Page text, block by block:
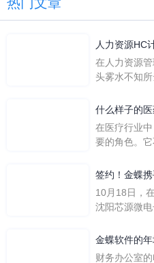
人力资源HC
在人力资源
头雾水不知所
么呢？
什么样子的
在医疗行业
要的角色。它
一个好用的
签约！金蝶携
先企业迈向
10月18日，
沈阳芯源微
下简称“金蝶
金蝶软件的年
财务办公室